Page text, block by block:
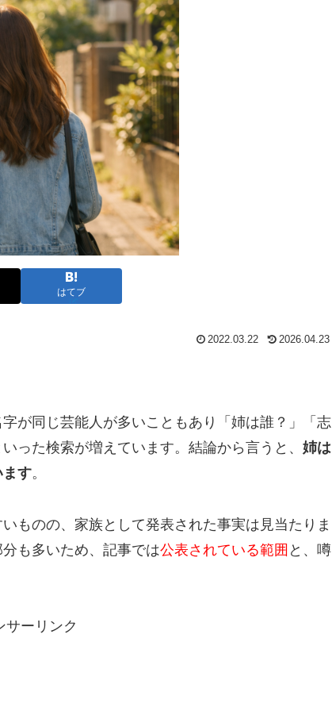
はてブ
2022.03.22 2026.04.23
が同じ芸能人が多いこともあり「姉は誰？」「志
った検索が増えています。結論から言うと、 姉は
ます。
ものの、家族として発表された事実は見当たりま
も多いため、記事では公表されている範囲 と、噂
サーリンク